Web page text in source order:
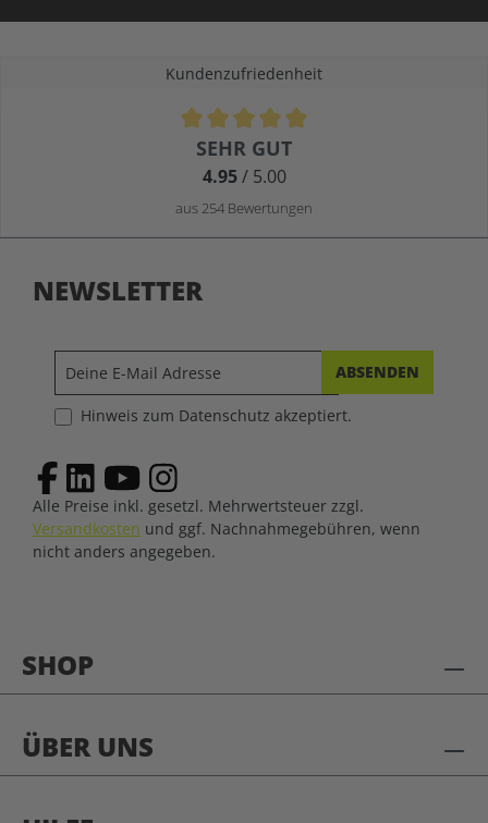
Kundenzufriedenheit
Durchschnittliche Bewertung von 4.9 von 5 Sternen
SEHR GUT
4.95/ 5.00
aus 254 Bewertungen
SHOP
ÜBER UNS
NEWSLETTER
ABSENDEN
Hinweis zum Datenschutz akzeptiert.
Alle Preise inkl. gesetzl. Mehrwertsteuer zzgl.
Versandkosten und ggf. Nachnahmegebühren, wenn
nicht anders angegeben.